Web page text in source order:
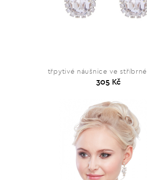
třpytivé náušnice ve
305 Kč